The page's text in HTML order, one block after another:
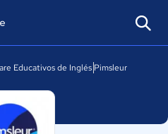
Educativos de Inglés Pimsleur